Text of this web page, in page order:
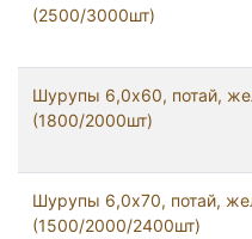
(2500/3000шт)
Шурупы 6,0x60, потай,
(1800/2000шт)
Шурупы 6,0x70, потай,
(1500/2000/2400шт)